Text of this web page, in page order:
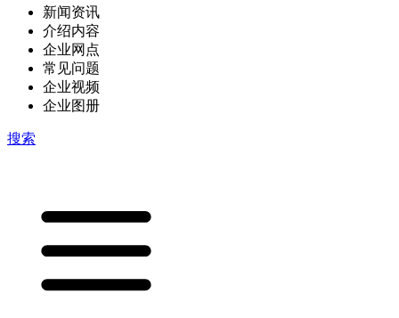
新闻资讯
介绍内容
企业网点
常见问题
企业视频
企业图册
搜索